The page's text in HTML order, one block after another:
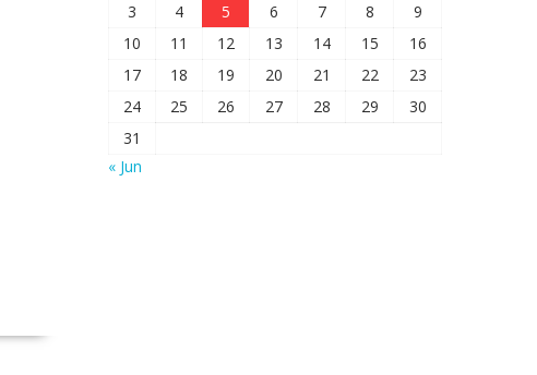
3
4 5 6 7 8
9
10
11 12 13 14 15
16
17
18 19 20 21 22
23
24
25 26 27 28 29
30
31
« Jun